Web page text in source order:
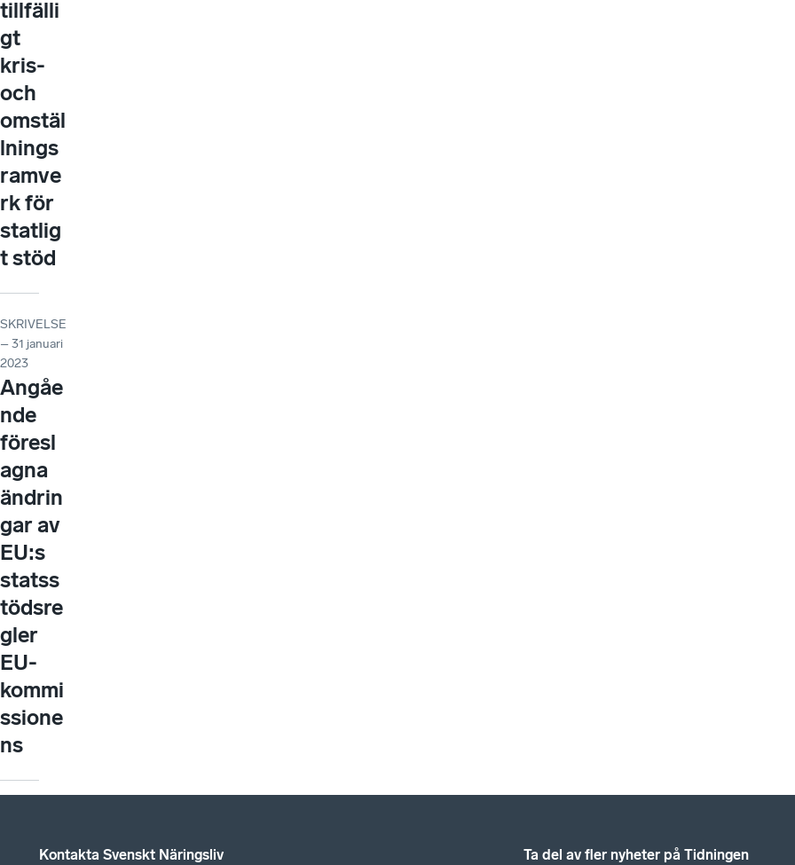
tillfälli
gt
kris-
och
omstäl
lnings
ramve
rk för
statlig
t stöd
SKRIVELSE
– 31 januari
2023
Angåe
nde
föresl
agna
ändrin
gar av
EU:s
statss
tödsre
gler
EU-
kommi
ssione
ns
Kontakta Svenskt Näringsliv Ta del av fler nyheter på Tidningen